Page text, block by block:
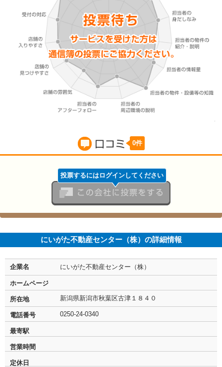
口コミ
0件
投票するにはログインしてください
にいがた不動産センター（株）の詳細情報
企業名 にいがた不動産センター（株）
ホームページ
所在地 新潟県新潟市秋葉区古津１８４０
電話番号 0250-24-0340
最寄駅
営業時間
定休日